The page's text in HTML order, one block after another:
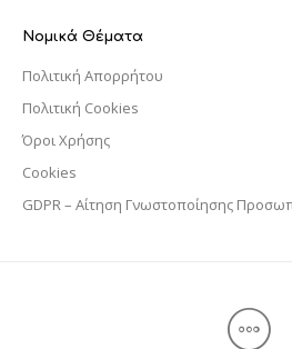
Νομικά Θέματα
Πολιτική Απορρήτου
Πολιτική Cookies
Όροι Χρήσης
Cookies
GDPR – Αίτηση Γνωστοποίησης